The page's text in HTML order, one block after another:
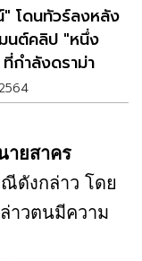
โดนทัวร์ลงหลัง
นต์คลิป "หนึ่ง
กำลังดราม่า
ายสาคร
ดังกล่าว โดย
าวตนมีความ